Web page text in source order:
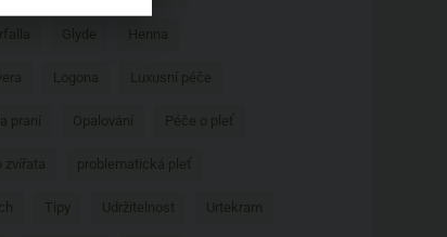
Glyde Henna
Logona Luxusní péče
praní Opalování Péče o pleť
zvířata problematická pleť
Tipy Udržitelnost Urtekram